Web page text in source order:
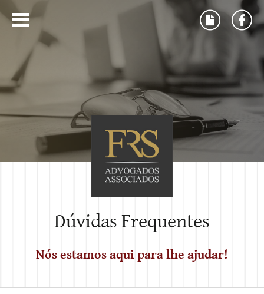
Dúvidas Frequentes
Nós estamos aqui para lhe ajudar!